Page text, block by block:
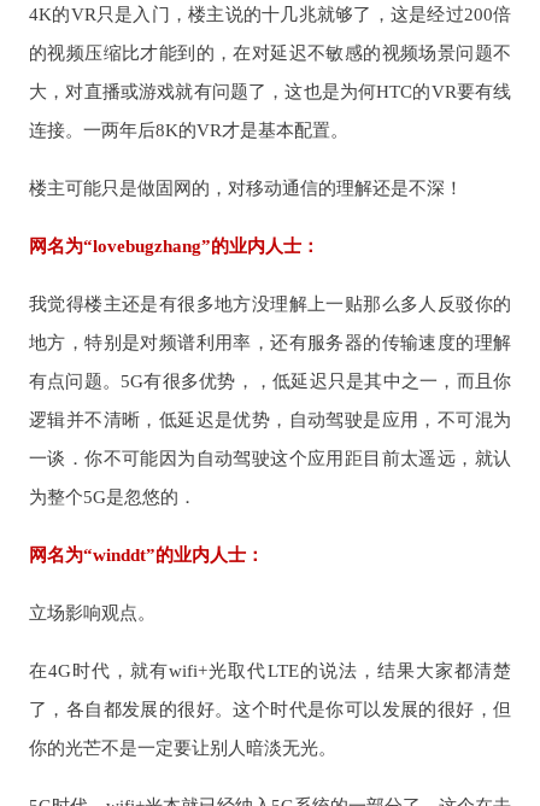
4K的VR只是入门，楼主说的十几兆就够了，这是经过200倍
的视频压缩比才能到的，在对延迟不敏感的视频场景问题不
大，对直播或游戏就有问题了，这也是为何HTC的VR要有线
连接。一两年后8K的VR才是基本配置。
楼主可能只是做固网的，对移动通信的理解还是不深！
网名为“lovebugzhang”的业内人士：
我觉得楼主还是有很多地方没理解上一贴那么多人反驳你的
地方，特别是对频谱利用率，还有服务器的传输速度的理解
有点问题。5G有很多优势，，低延迟只是其中之一，而且你
逻辑并不清晰，低延迟是优势，自动驾驶是应用，不可混为
一谈．你不可能因为自动驾驶这个应用距目前太遥远，就认
为整个5G是忽悠的．
网名为“winddt”的业内人士：
立场影响观点。
在4G时代，就有wifi+光取代LTE的说法，结果大家都清楚
了，各自都发展的很好。这个时代是你可以发展的很好，但
你的光芒不是一定要让别人暗淡无光。